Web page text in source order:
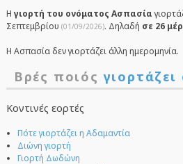
Η γιορτή του ονόματος Ασπασία
Σεπτεμβρίου (01/09/2026). Δηλαδή σε 26
Η Ασπασία δεν γιορτάζει άλλη ημερομηνία.
Βρές ποιός
Κοντινές εορτές
Πότε γιορτάζει η Αδαμαντία
Διώνη γιορτή
Γιορτή Δωδώνη